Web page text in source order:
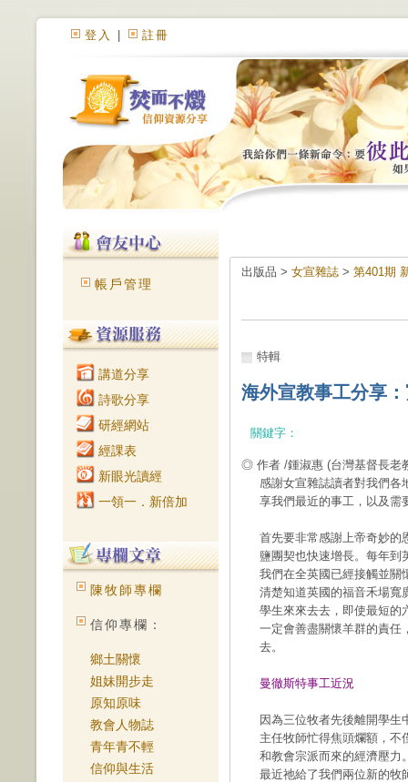
登入 註冊
帳戶管理
講道分享
詩歌分享
研經網站
經課表
新眼光讀經
一領一．新倍加
陳牧師專欄
信仰專欄：
鄉土關懷
姐妹開步走
原知原味
教會人物誌
青年青不輕
信仰與生活
出版品 > 女宣雜誌 > 第401期
特輯
海外宣教事工分享
關鍵字：
◎ 作者 /鍾淑惠 (台灣基督長老
感謝女宣雜誌讀者對我們各
享我們最近的事工，以及需
首先要非常感謝上帝奇妙的
鹽團契也快速增長。每年到
我們在全英國已經接觸並關
清楚知道英國的福音禾場寬
學生來來去去，即使最短的
一定會善盡關懷羊群的責任
去。
曼徹斯特事工近況
因為三位牧者先後離開學
主任牧師忙得焦頭爛額，不
和教會宗派而來的經濟壓力
最近祂給了我們兩位新的牧